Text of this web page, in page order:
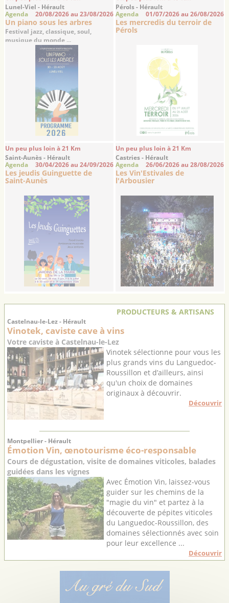
Lunel-Viel - Hérault
Agenda 20/08/2026 au 23/08/2026
Un piano sous les arbres
Festival jazz, classique, soul,
musique du monde ...
Pérols - Hérault
Agenda 01/07/2026 au 26/08/2026
Les mercredis du terroir de
Pérols
Un peu plus loin à 21 Km
Saint-Aunès - Hérault
Agenda 30/04/2026 au 24/09/2026
Les jeudis Guinguette de
Saint-Aunès
Un peu plus loin à 21 Km
Castries - Hérault
Agenda 26/06/2026 au 28/08/2026
Les Vin'Estivales de
l'Arbousier
PRODUCTEURS & ARTISANS
Castelnau-le-Lez - Hérault
Vinotek, caviste cave à vins
Votre caviste à Castelnau-le-Lez
Vinotek sélectionne pour vous les
plus grands vins du Languedoc-
Roussillon et d’ailleurs, ainsi
qu'un choix de domaines
originaux à découvrir.
Découvrir
Montpellier - Hérault
Émotion Vin, œnotourisme éco-responsable
Cours de dégustation, visite de domaines viticoles, balades
guidées dans les vignes
Avec Émotion Vin, laissez-vous
guider sur les chemins de la
"magie du vin" et partez à la
découverte de pépites viticoles
du Languedoc-Roussillon, des
domaines sélectionnés avec soin
pour leur excellence ...
Découvrir